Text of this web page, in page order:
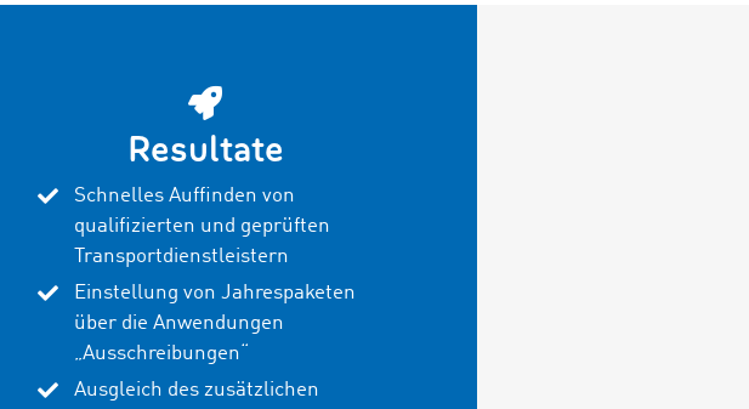
Resultate
Schnelles Auffinden von
qualifizierten und geprüften
Transportdienstleistern
Einstellung von Jahrespaketen
über die Anwendungen
„Ausschreibungen
Ausgleich des zusätzlichen